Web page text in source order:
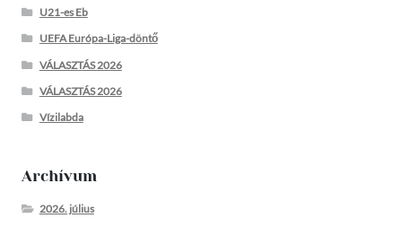
U21-es Eb
UEFA Európa-Liga-döntő
VÁLASZTÁS 2026
VÁLASZTÁS 2026
Vízilabda
Archívum
2026. július